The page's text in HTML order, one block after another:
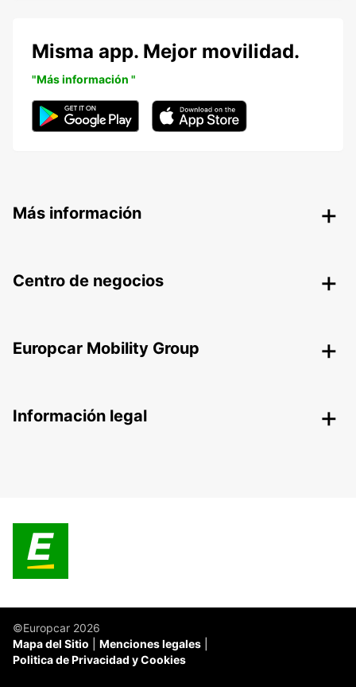
Misma app. Mejor movilidad.
"Más información "
Más información
Centro de negocios
Europcar Mobility Group
Información legal
©Europcar 2026
Mapa del Sitio
Menciones legales
Politica de Privacidad y Cookies